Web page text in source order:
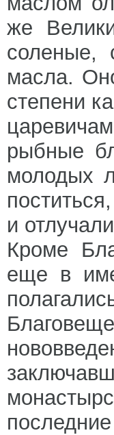
же
соленые,
масла.
степени
рыбные
молодых
и
Кроме
еще в